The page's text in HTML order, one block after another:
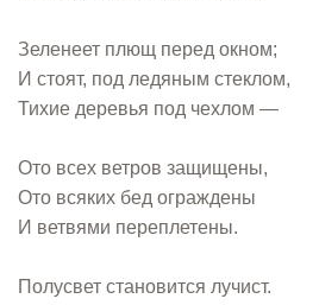
Зеленеет плющ перед окном;
И стоят, под ледяным стеклом,
Тихие деревья под чехлом —
Ото всех ветров защищены,
Ото всяких бед ограждены
И ветвями переплетены.
Полусвет становится лучист.